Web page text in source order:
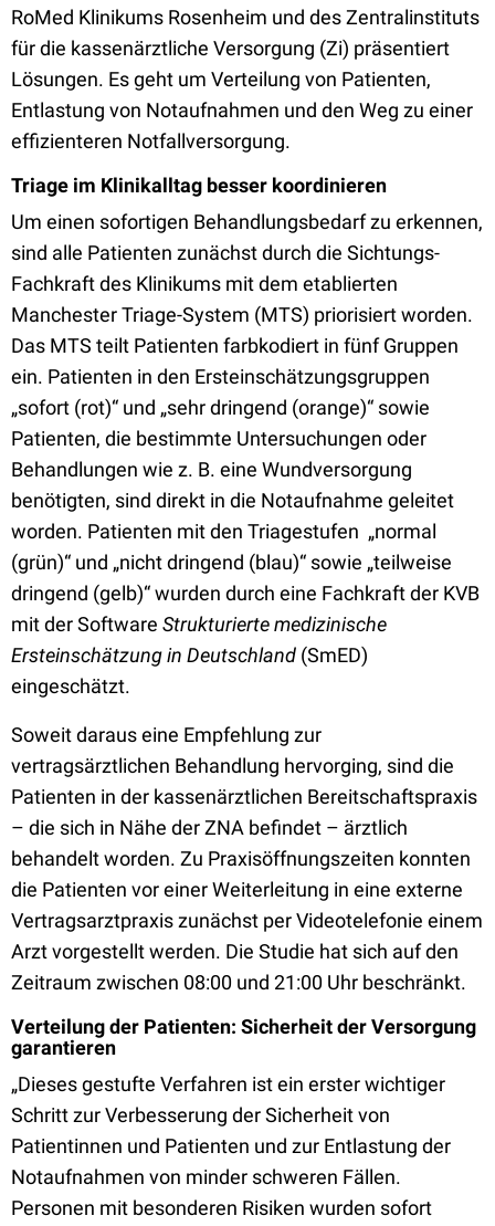
RoMed Klinikums Rosenheim und des Zentralinstituts
für die kassenärztliche Versorgung (Zi) präsentiert
Lösungen. Es geht um Verteilung von Patienten,
Entlastung von Notaufnahmen und den Weg zu einer
effizienteren Notfallversorgung.
Triage im Klinikalltag besser koordinieren
Um einen sofortigen Behandlungsbedarf zu erkennen,
sind alle Patienten zunächst durch die Sichtungs-
Fachkraft des Klinikums mit dem etablierten
Manchester Triage-System (MTS) priorisiert worden.
Das MTS teilt Patienten farbkodiert in fünf Gruppen
ein. Patienten in den Ersteinschätzungsgruppen
„sofort (rot)“ und „sehr dringend (orange)“ sowie
Patienten, die bestimmte Untersuchungen oder
Behandlungen wie z. B. eine Wundversorgung
benötigten, sind direkt in die Notaufnahme geleitet
worden. Patienten mit den Triagestufen „normal
(grün)“ und „nicht dringend (blau)“ sowie „teilweise
dringend (gelb)“ wurden durch eine Fachkraft der KVB
mit der Software Strukturierte medizinische
Ersteinschätzung in Deutschland (SmED)
eingeschätzt.
Soweit daraus eine Empfehlung zur
vertragsärztlichen Behandlung hervorging, sind die
Patienten in der kassenärztlichen Bereitschaftspraxis
– die sich in Nähe der ZNA befindet – ärztlich
behandelt worden. Zu Praxisöffnungszeiten konnten
die Patienten vor einer Weiterleitung in eine externe
Vertragsarztpraxis zunächst per Videotelefonie einem
Arzt vorgestellt werden. Die Studie hat sich auf den
Zeitraum zwischen 08:00 und 21:00 Uhr beschränkt.
Verteilung der Patienten: Sicherheit der Versorgung
garantieren
„Dieses gestufte Verfahren ist ein erster wichtiger
Schritt zur Verbesserung der Sicherheit von
Patientinnen und Patienten und zur Entlastung der
Notaufnahmen von minder schweren Fällen.
Personen mit besonderen Risiken wurden sofort